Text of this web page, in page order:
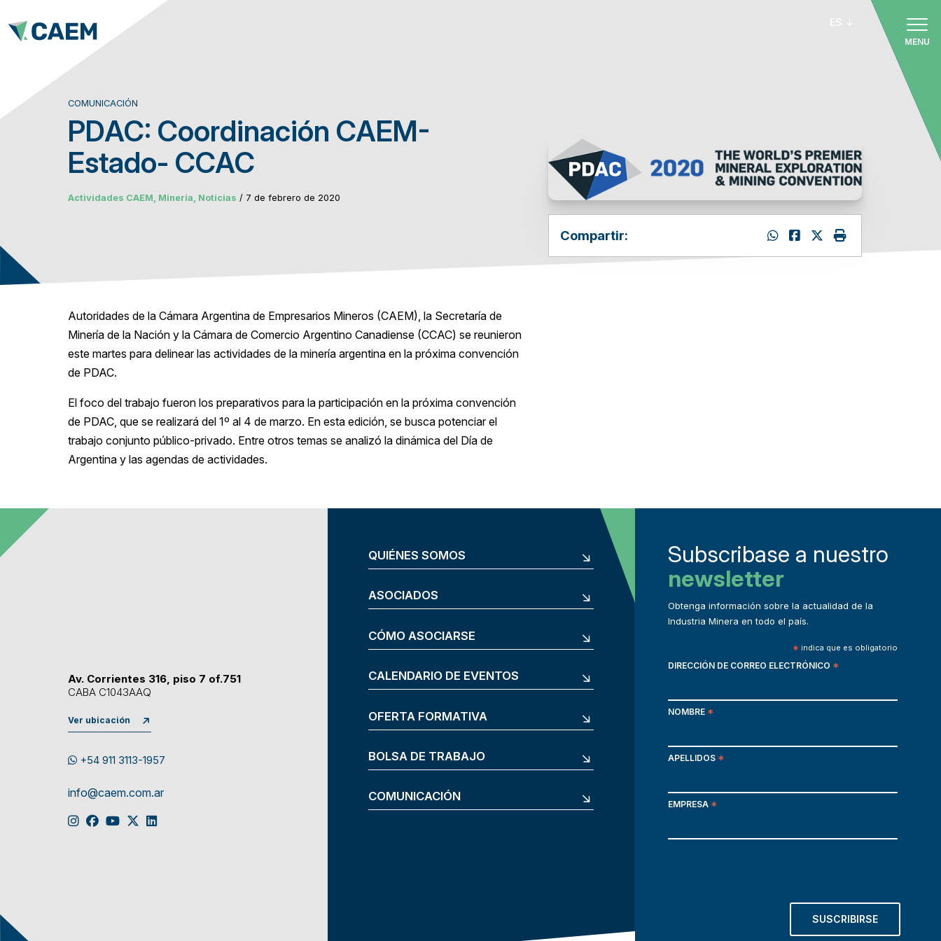
MENU
ES
COMUNICACIÓN
PDAC: Coordinación CAEM-
Estado- CCAC
Actividades CAEM, Mineria, Noticias / 7 de febrero de 2020
Autoridades de la Cámara Argentina de Empresarios Mineros (CAEM), la Secretaría de
Minería de la Nación y la Cámara de Comercio Argentino Canadiense (CCAC) se reunieron
este martes para delinear las actividades de la minería argentina en la próxima convención
de PDAC.
El foco del trabajo fueron los preparativos para la participación en la próxima convención
de PDAC, que se realizará del 1º al 4 de marzo. En esta edición, se busca potenciar el
trabajo conjunto público-privado. Entre otros temas se analizó la dinámica del Día de
Argentina y las agendas de actividades.
Compartir:
Av. Corrientes 316, piso 7 of.751
CABA C1043AAQ
Ver ubicación
+54 911 3113-1957
info@caem.com.ar
QUIÉNES SOMOS
ASOCIADOS
CÓMO ASOCIARSE
CALENDARIO DE EVENTOS
OFERTA FORMATIVA
BOLSA DE TRABAJO
COMUNICACIÓN
Subscribase a nuestro
newsletter
Obtenga información sobre la actualidad de la
Industria Minera en todo el país.
* indica que es obligatorio
DIRECCIÓN DE CORREO ELECTRÓNICO *
NOMBRE *
APELLIDOS *
EMPRESA *